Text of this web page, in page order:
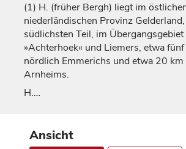
(1) H. (früher Bergh) liegt im
niederländischen Provinz
südlichsten Teil, im
»Achterhoek« und Liemers, etwa
nördlich Emmerichs und etwa 20
Arnheims.
H.…
Ansicht